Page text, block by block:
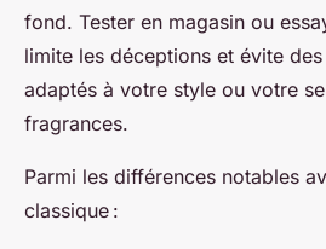
fond. Tester en magasin ou
limite les déceptions et évite
adaptés à votre style ou votre
fragrances.
Parmi les différences notables
classique :